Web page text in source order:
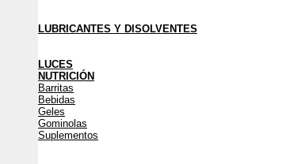
LUBRICANTES Y DISOLVENTES
LUCES
NUTRICIÓN
Barritas
Bebidas
Geles
Gominolas
Suplementos